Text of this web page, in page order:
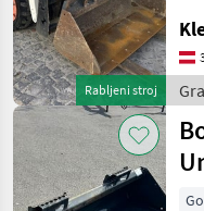
Rabljeni stroj